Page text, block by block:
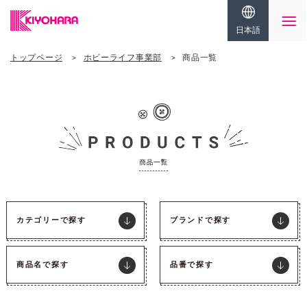
日本語
トップページ ホビーライフ事業部 商品一覧
カテゴリーで探す ブランドで探す
商品名で探す 品番で探す